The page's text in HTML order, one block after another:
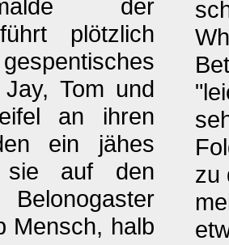
der
plötzlich
Jay, Tom und
an ihren
ein jähes
auf den
Mensch, halb
zu